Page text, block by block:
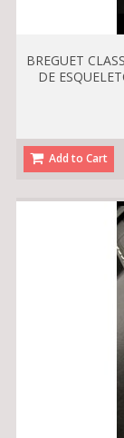
BREGUET
DE
Add to Cart